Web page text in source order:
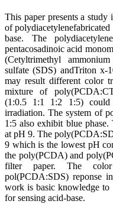
This paper presents a
of
base. The
pentacosadinoic acid
(Cetyltrimethyl
sulfate (SDS) andTriton x-
may result different color
mixture of
(1:0.5 1:1 1:2 1:5) could
irradiation. The system of
1:5 also exhibit blue
at pH 9. The
9 which is the lowest pH
the poly(PCDA) and
filter paper. The
pol(PCDA:SDS) reponse
work is basic knowledge
for sensing acid-base.